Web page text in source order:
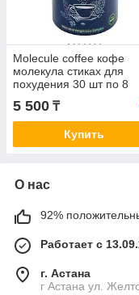
Molecule coffee кофе
молекула стиках для
похудения 30 шт по 8
5 500 ₸
Купить
О нас
92%
Работает с
г. Астана
г Астана ул.